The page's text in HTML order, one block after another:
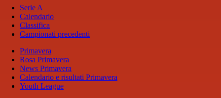
Serie A
Calendario
Classifica
Campionati precedenti
Primavera
Rosa Primavera
News Primavera
Calendario e risultati Primavera
Youth League